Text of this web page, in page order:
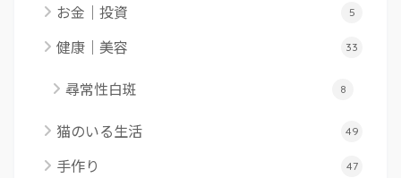
お金｜投資 5
健康｜美容 33
尋常性白斑 8
猫のいる生活 49
手作り 47